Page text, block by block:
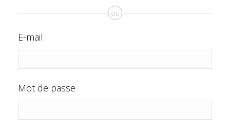
ou
E-mail
Mot de passe